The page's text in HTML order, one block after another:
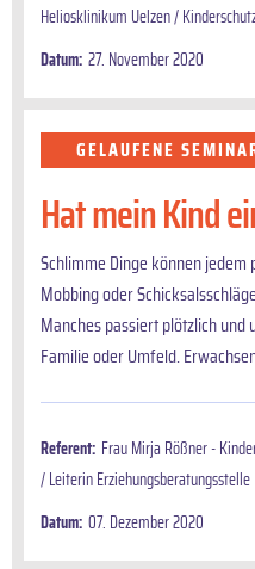
Heliosklinikum Uelzen /
Datum: 27. November 2020
GELAUFENE
Hat mein Kind
Schlimme Dinge können
Mobbing oder
Manches passiert plötzlich und
Familie oder Umfeld.
Referent: Frau Mirja Rößner -
/ Leiterin Erziehungsberatungsstelle
Datum: 07. Dezember 2020